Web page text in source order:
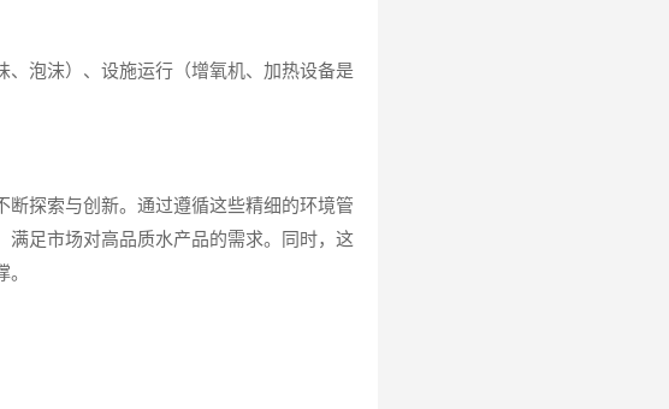
泡沫）、设施运行（增氧机、加热设备是
断探索与创新。通过遵循这些精细的环境管
足市场对高品质水产品的需求。同时，这